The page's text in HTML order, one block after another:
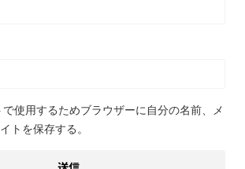
使用するためブラウザーに自分の名前、メ
トを保存する。